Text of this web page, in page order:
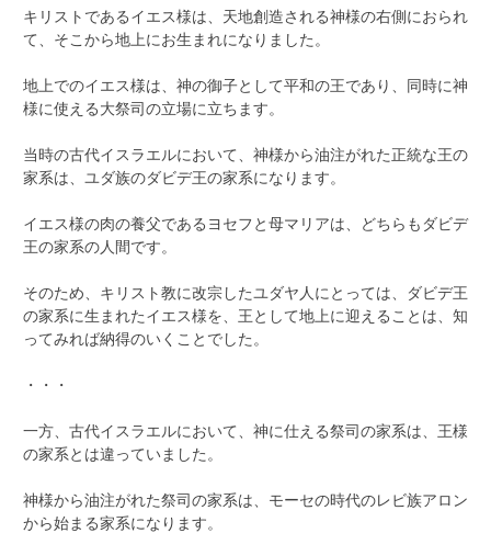
キリストであるイエス様は、天地創造される神様の右側におられ
て、そこから地上にお生まれになりました。
地上でのイエス様は、神の御子として平和の王であり、同時に神
様に使える大祭司の立場に立ちます。
当時の古代イスラエルにおいて、神様から油注がれた正統な王の
家系は、ユダ族のダビデ王の家系になります。
イエス様の肉の養父であるヨセフと母マリアは、どちらもダビデ
王の家系の人間です。
そのため、キリスト教に改宗したユダヤ人にとっては、ダビデ王
の家系に生まれたイエス様を、王として地上に迎えることは、知
ってみれば納得のいくことでした。
・・・
一方、古代イスラエルにおいて、神に仕える祭司の家系は、王様
の家系とは違っていました。
神様から油注がれた祭司の家系は、モーセの時代のレビ族アロン
から始まる家系になります。